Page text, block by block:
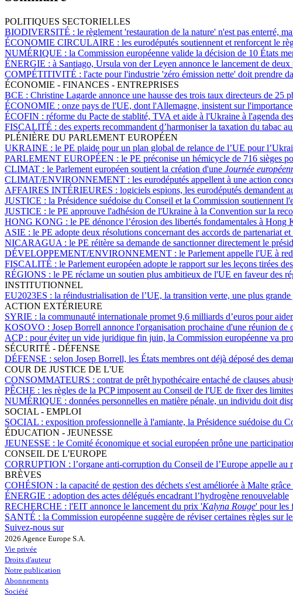
POLITIQUES SECTORIELLES
BIODIVERSITÉ : le règlement 'restauration de la nature' n'est pas enterré,
ÉCONOMIE CIRCULAIRE : les eurodéputés soutiennent et renforcent le
NUMÉRIQUE : la Commission européenne valide la décision de 10 États
ÉNERGIE : à Santiago, Ursula von der Leyen annonce le lancement de
COMPÉTITIVITÉ : l'acte pour l'industrie 'zéro émission nette' doit prendre
ÉCONOMIE - FINANCES - ENTREPRISES
BCE : Christine Lagarde annonce une hausse des trois taux directeurs de 25
ÉCONOMIE : onze pays de l'UE, dont l'Allemagne, insistent sur
ÉCOFIN : réforme du Pacte de stablité, TVA et aide à l'Ukraine à l'agenda
FISCALITÉ : des experts recommandent d’harmoniser la taxation du tabac
PLÉNIÈRE DU PARLEMENT EUROPÉEN
UKRAINE : le PE plaide pour un plan global de relance de l’UE pour
PARLEMENT EUROPÉEN : le PE préconise un hémicycle de 716 sièges
CLIMAT : le Parlement européen soutient la création d'une Journée
CLIMAT/ENVIRONNEMENT : les eurodéputés appellent à une action
AFFAIRES INTÉRIEURES : logiciels espions, les eurodéputés demandent
JUSTICE : la Présidence suédoise du Conseil et la Commission soutiennent
JUSTICE : le PE approuve l'adhésion de l'Ukraine à la Convention sur la
HONG KONG : le PE dénonce l’érosion des libertés fondamentales à
ASIE : le PE adopte deux résolutions concernant des accords de partenariat
NICARAGUA : le PE réitère sa demande de sanctionner directement le
DÉVELOPPEMENT/ENVIRONNEMENT : le Parlement appelle l'UE à
FISCALITÉ : le Parlement européen adopte le rapport sur les leçons tirées des
RÉGIONS : le PE réclame un soutien plus ambitieux de l'UE en faveur des
INSTITUTIONNEL
EU2023ES : la réindustrialisation de l’UE, la transition verte, une plus
ACTION EXTÉRIEURE
SYRIE : la communauté internationale promet 9,6 milliards d’euros pour
KOSOVO : Josep Borrell annonce l'organisation prochaine d'une réunion
ACP : pour éviter un vide juridique fin juin, la Commission européenne va
SÉCURITÉ - DÉFENSE
DÉFENSE : selon Josep Borrell, les États membres ont déjà déposé des
COUR DE JUSTICE DE L'UE
CONSOMMATEURS : contrat de prêt hypothécaire entaché de clauses
PÊCHE : les règles de la PCP imposent au Conseil de l'UE de fixer des
NUMÉRIQUE : données personnelles en matière pénale, un individu doit
SOCIAL - EMPLOI
SOCIAL : exposition professionnelle à l'amiante, la Présidence suédoise du
ÉDUCATION - JEUNESSE
JEUNESSE : le Comité économique et social européen prône une
CONSEIL DE L'EUROPE
CORRUPTION : l’organe anti-corruption du Conseil de l’Europe appelle
BRÈVES
COHÉSION : la capacité de gestion des déchets s'est améliorée à Malte
ÉNERGIE : adoption des actes délégués encadrant l’hydrogène renouvelable
RECHERCHE : l'EIT annonce le lancement du prix 'Kalyna Rouge' pour les
SANTÉ : la Commission européenne suggère de réviser certaines règles sur
Suivez-nous sur
2026 Agence Europe S.A.
Vie privée
Droits d'auteur
Notre publication
Abonnements
Société